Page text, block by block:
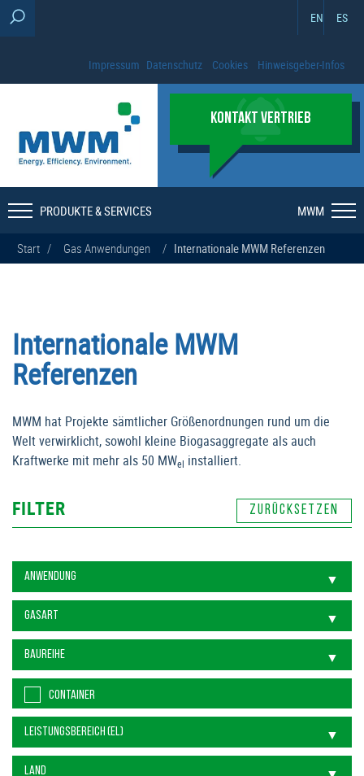
EN ES
Impressum Datenschutz Cookies Hinweisgeber-Infos
KONTAKT VERTRIEB
PRODUKTE & SERVICES MWM
Start / Gas Anwendungen / Internationale MWM Referenzen
Internationale MWM
Referenzen
MWM hat Projekte sämtlicher Größenordnungen rund um die
Welt verwirklicht, sowohl kleine Biogasaggregate als auch
Kraftwerke mit mehr als 50 MWel installiert.
FILTER
CONTAINER